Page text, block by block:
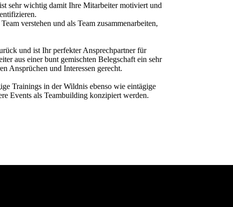
sehr wichtig damit Ihre Mitarbeiter motiviert und
verstehen und als Team zusammenarbeiten,
und ist Ihr perfekter Ansprechpartner für
aus einer bunt gemischten Belegschaft ein sehr
Ansprüchen und Interessen gerecht.
Trainings in der Wildnis ebenso wie eintägige
Events als Teambuilding konzipiert werden.